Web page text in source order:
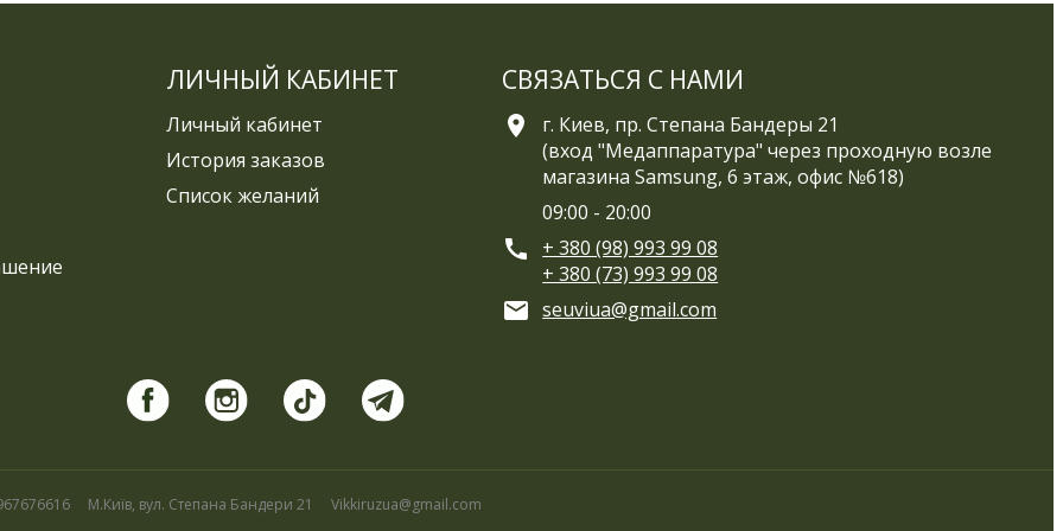
ЛИЧНЫЙ КАБИНЕТ
Личный кабинет
История заказов
Список желаний
СВЯЗАТЬСЯ С НАМИ
г. Киев, пр. Степана Бандеры 21
(вход "Медаппаратура" через проходную возле
магазина Samsung, 6 этаж, офис №618)
09:00 - 20:00
+ 380 (98) 993 99 08
+ 380 (73) 993 99 08
seuviua@gmail.com
М.Київ, вул. Степана Бандери 21 Vikkiruzua@gmail.com